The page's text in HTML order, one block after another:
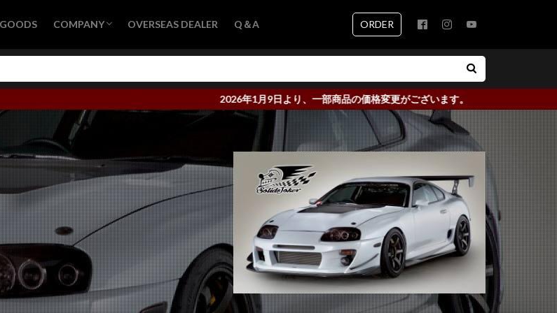
GT
耐久
Attack Machine
GOODS COMPANY
会社概要
営業日カレンダー
プライバシーポリシー
採用情報
OVERSEAS DEALER Q＆A ORDER
2026年1月9日より、一部商品の価格変更がございます。